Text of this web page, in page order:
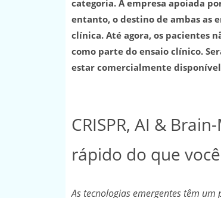
categoria. A empresa apoiada
entanto, o destino de ambas as
clínica. Até agora, os pacientes
como parte do ensaio clínico.
estar comercialmente
CRISPR, AI &
rápido do que
As tecnologias emergentes têm